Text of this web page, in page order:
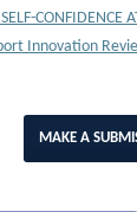
CONFIDENCE
Innovation
MAKE A